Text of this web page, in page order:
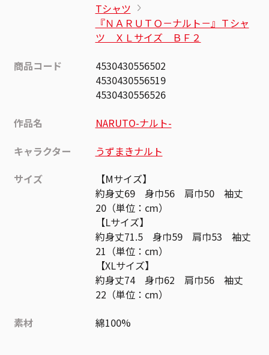
Tシャツ
『ＮＡＲＵＴＯ－ナルト－』Ｔシャ
ツ ＸＬサイズ ＢＦ２
商品コード
4530430556502
4530430556519
4530430556526
作品名
NARUTO-ナルト-
キャラクター
うずまきナルト
サイズ
【Mサイズ】
約身丈69 身巾56 肩巾50 袖丈
20（単位：cm）
【Lサイズ】
約身丈71.5 身巾59 肩巾53 袖丈
21（単位：cm）
【XLサイズ】
約身丈74 身巾62 肩巾56 袖丈
22（単位：cm）
素材
綿100%